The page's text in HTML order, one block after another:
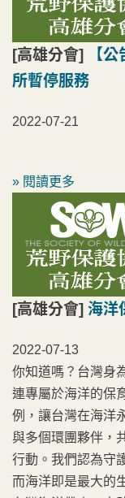
[高雄分會]
【
所暫停服務
2022-07-21
» 閱讀更多
[高雄分會] 海洋
2022-07-13
你知道嗎？台灣身
連專屬於海洋的保
例，讓台灣在海洋
與多個環團夥伴，
行動。我們認為守
而海洋即是最大的